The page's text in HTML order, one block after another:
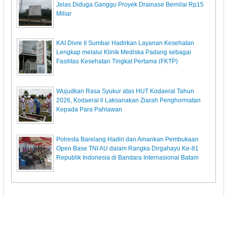
Jelas Diduga Ganggu Proyek Drainase Bernilai Rp15
Miliar
KAI Divre II Sumbar Hadirkan Layanan Kesehatan
Lengkap melalui Klinik Mediska Padang sebagai
Fasilitas Kesehatan Tingkat Pertama (FKTP)
Wujudkan Rasa Syukur atas HUT Kodaeral Tahun
2026, Kodaeral ll Laksanakan Ziarah Penghormatan
Kepada Para Pahlawan
Polresta Barelang Hadiri dan Amankan Pembukaan
Open Base TNI AU dalam Rangka Dirgahayu Ke-81
Republik Indonesia di Bandara Internasional Batam